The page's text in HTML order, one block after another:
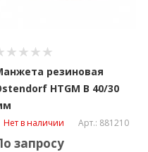
резиновая
HTGM B 40/30
Нет в наличии Арт.: 881210
запросу